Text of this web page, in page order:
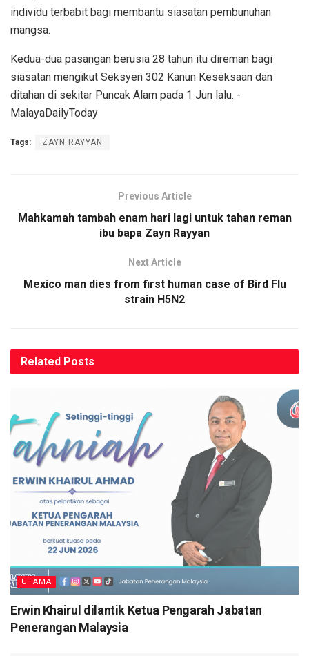
individu terbabit bagi membantu siasatan pembunuhan
mangsa.
Kedua-dua pasangan berusia 28 tahun itu direman bagi
siasatan mengikut Seksyen 302 Kanun Keseksaan dan
ditahan di sekitar Puncak Alam pada 1 Jun lalu. -
MalayaDailyToday
Tags: ZAYN RAYYAN
Previous Article
Mahkamah tambah enam hari lagi untuk tahan reman
ibu bapa Zayn Rayyan
Next Article
Mexico man dies from first human case of Bird Flu
strain H5N2
Related Posts
UTAMA
Erwin Khairul dilantik Ketua Pengarah Jabatan
Penerangan Malaysia